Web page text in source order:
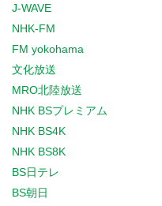
J-WAVE
NHK-FM
FM yokohama
文化放送
MRO北陸放送
NHK BSプレミアム
NHK BS4K
NHK BS8K
BS日テレ
BS朝日